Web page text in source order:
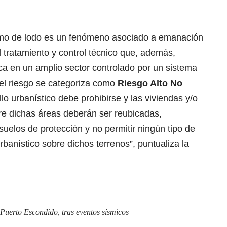
de lodo es un fenómeno asociado a emanación
y control técnico que, además,
en un amplio sector controlado por un sistema
riesgo se categoriza como Riesgo Alto No
urbanístico debe prohibirse y las viviendas y/o
dichas áreas deberán ser reubicadas,
de protección y no permitir ningún tipo de
sobre dichos terrenos”, puntualiza la
Escondido, tras eventos sísmicos